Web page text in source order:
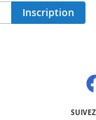
Inscription